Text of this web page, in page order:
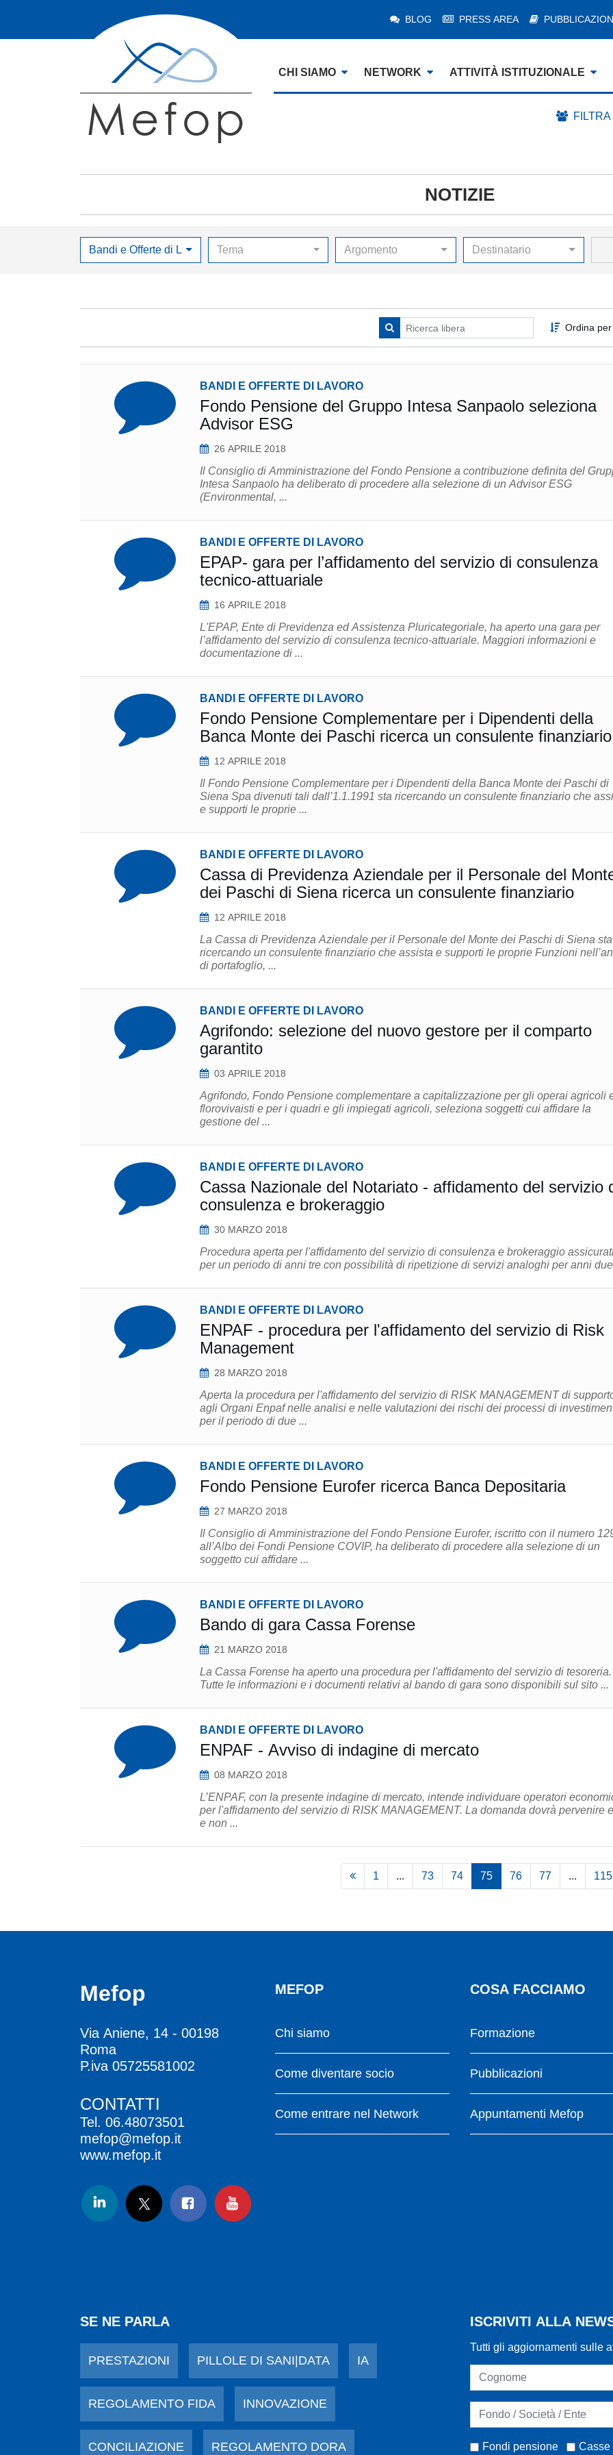
BLOG PRESS AREA
CHI SIAMO NETWORK ATTIVITÀ ISTITUZIONALE
NOTIZIE
Bandi e Offerte di Lavoro Tema Argomento Destinatario
Ordina
BANDI E OFFERTE DI LAVORO
Fondo Pensione del Gruppo Intesa Sanpaolo seleziona
Advisor ESG
26 APRILE 2018
Il Consiglio di Amministrazione del Fondo Pensione a contribuzione definita del
Intesa Sanpaolo ha deliberato di procedere alla selezione di un Advisor ESG
(Environmental, ...
BANDI E OFFERTE DI LAVORO
EPAP- gara per l’affidamento del servizio di consulenza
tecnico-attuariale
16 APRILE 2018
L'EPAP, Ente di Previdenza ed Assistenza Pluricategoriale, ha aperto una gara per
l’affidamento del servizio di consulenza tecnico-attuariale. Maggiori informazioni e
documentazione di ...
BANDI E OFFERTE DI LAVORO
Fondo Pensione Complementare per i Dipendenti della
Banca Monte dei Paschi ricerca un consulente finanziario
12 APRILE 2018
Il Fondo Pensione Complementare per i Dipendenti della Banca Monte dei Paschi di
Siena Spa divenuti tali dall’1.1.1991 sta ricercando un consulente finanziario che
e supporti le proprie ...
BANDI E OFFERTE DI LAVORO
Cassa di Previdenza Aziendale per il Personale del
dei Paschi di Siena ricerca un consulente finanziario
12 APRILE 2018
La Cassa di Previdenza Aziendale per il Personale del Monte dei Paschi di Siena sta
ricercando un consulente finanziario che assista e supporti le proprie Funzioni
di portafoglio, ...
BANDI E OFFERTE DI LAVORO
Agrifondo: selezione del nuovo gestore per il comparto
garantito
03 APRILE 2018
Agrifondo, Fondo Pensione complementare a capitalizzazione per gli operai agricoli
florovivaisti e per i quadri e gli impiegati agricoli, seleziona soggetti cui affidare la
gestione del ...
BANDI E OFFERTE DI LAVORO
Cassa Nazionale del Notariato - affidamento del servizio
consulenza e brokeraggio
30 MARZO 2018
Procedura aperta per l'affidamento del servizio di consulenza e brokeraggio
per un periodo di anni tre con possibilità di ripetizione di servizi analoghi per anni
BANDI E OFFERTE DI LAVORO
ENPAF - procedura per l'affidamento del servizio di Risk
Management
28 MARZO 2018
Aperta la procedura per l'affidamento del servizio di RISK MANAGEMENT di
agli Organi Enpaf nelle analisi e nelle valutazioni dei rischi dei processi di
per il periodo di due ...
BANDI E OFFERTE DI LAVORO
Fondo Pensione Eurofer ricerca Banca Depositaria
27 MARZO 2018
Il Consiglio di Amministrazione del Fondo Pensione Eurofer, iscritto con il numero
all’Albo dei Fondi Pensione COVIP, ha deliberato di procedere alla selezione di un
soggetto cui affidare ...
BANDI E OFFERTE DI LAVORO
Bando di gara Cassa Forense
21 MARZO 2018
La Cassa Forense ha aperto una procedura per l'affidamento del servizio di tesoreria.
Tutte le informazioni e i documenti relativi al bando di gara sono disponibili sul sito ...
BANDI E OFFERTE DI LAVORO
ENPAF - Avviso di indagine di mercato
08 MARZO 2018
L’ENPAF, con la presente indagine di mercato, intende individuare operatori
per l'affidamento del servizio di RISK MANAGEMENT. La domanda dovrà pervenire entro
e non ...
1 ... 73 74 75 76 77 ... 115
Mefop
Via Aniene, 14 - 00198
Roma
P.iva 05725581002
CONTATTI
Tel. 06.48073501
mefop@mefop.it
www.mefop.it
MEFOP
Chi siamo
Come diventare socio
Come entrare nel Network
COSA FACCIAMO
Formazione
Pubblicazioni
Appuntamenti Mefop
SE NE PARLA
PRESTAZIONI PILLOLE DI SANI|DATA IA
REGOLAMENTO FIDA INNOVAZIONE
CONCILIAZIONE REGOLAMENTO DORA
ISCRIVITI ALLA
Tutti gli aggiornamenti sulle
Fondi pensione Casse